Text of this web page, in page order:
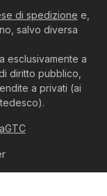
di spedizione e,
salvo diversa
esclusivamente a
diritto pubblico,
a privati (ai
GTC